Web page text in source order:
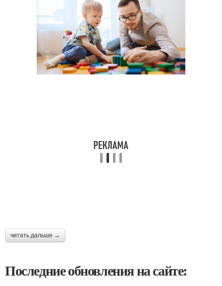
читать дальше →
Последние обновления на сайте: